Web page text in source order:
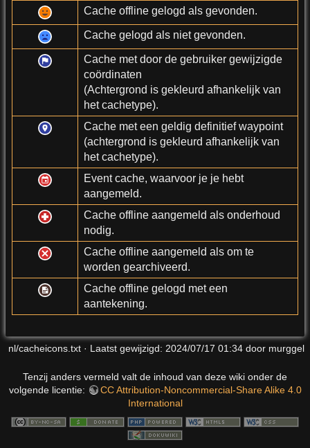
Cache offline gelogd als gevonden.
Cache gelogd als niet gevonden.
Cache met door de gebruiker gewijzigde
coördinaten
(Achtergrond is gekleurd afhankelijk van
het cachetype).
Cache met een geldig definitief waypoint
(achtergrond is gekleurd afhankelijk van
het cachetype).
Event cache, waarvoor je je hebt
aangemeld.
Cache offline aangemeld als onderhoud
nodig.
Cache offline aangemeld als om te
worden gearchiveerd.
Cache offline gelogd met een
aantekening.
nl/cacheicons.txt · Laatst gewijzigd: 2024/07/17 01:34 door murggel
Tenzij anders vermeld valt de inhoud van deze wiki onder de
volgende licentie:
CC Attribution-Noncommercial-Share Alike 4.0
International